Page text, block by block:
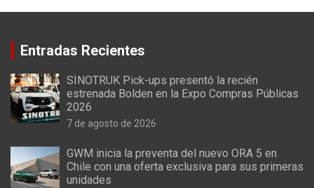
Entradas Recientes
SINOTRUK Pick-ups presentó la recién
estrenada Bolden en la Expo Compras Públicas
2026
7 de agosto de 2026
GWM inicia la preventa del nuevo ORA 5 en
Chile con una oferta exclusiva para sus primeras
unidades